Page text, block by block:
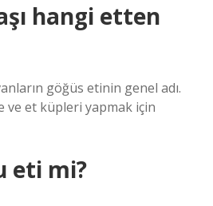
hangi etten
göğüs etinin genel adı.
ve et küpleri yapmak için
eti mi?